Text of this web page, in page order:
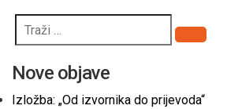
Pretraži
Nove objave
Izložba: „Od izvornika do prijevoda“